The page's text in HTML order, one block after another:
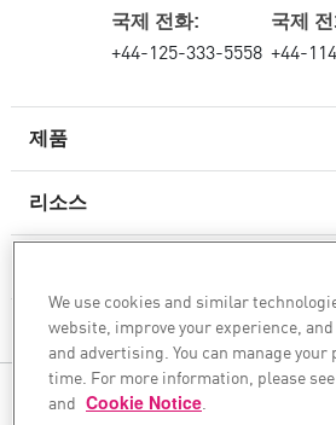
제품
차세대 방화벽
클라우드 네트워크 보안
WAF
리소스
회사
국제 전화:
+44-125-333-5558
국제
+44-
팔로우하기
We use cookies and similar
website, improve your experience,
and advertising. You can manage your
time. For more information, please
and Cookie Notice.